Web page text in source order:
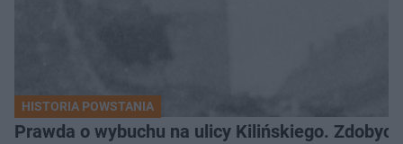
HISTORIA POWSTANIA
Prawda o wybuchu na ulicy Kilińskiego.